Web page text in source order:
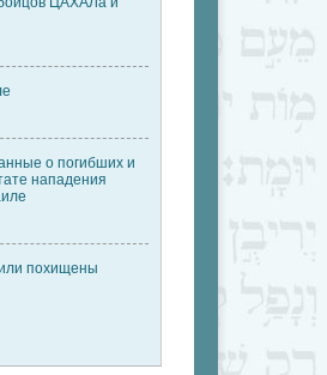
о погибших и
нападения
похищены